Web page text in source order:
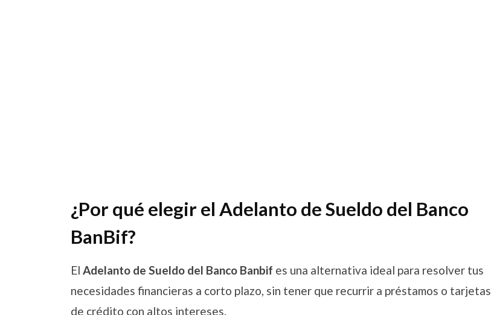
¿Por qué elegir el Adelanto de Sueldo del Banco
BanBif?
El Adelanto de Sueldo del Banco Banbif es una alternativa ideal para resolver tus
necesidades financieras a corto plazo, sin tener que recurrir a préstamos o tarjetas
de crédito con altos intereses.